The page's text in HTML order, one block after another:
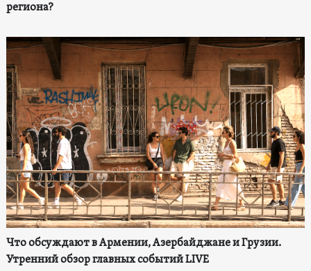
региона?
Что обсуждают в Армении, Азербайджане и Грузии.
Утренний обзор главных событий LIVE